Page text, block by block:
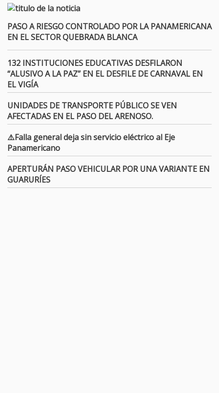
PASO A RIESGO CONTROLADO POR LA PANAMERICANA
EN EL SECTOR QUEBRADA BLANCA
132 INSTITUCIONES EDUCATIVAS DESFILARON
“ALUSIVO A LA PAZ” EN EL DESFILE DE CARNAVAL EN
EL VIGÍA
UNIDADES DE TRANSPORTE PÚBLICO SE VEN
AFECTADAS EN EL PASO DEL ARENOSO.
⚠️Falla general deja sin servicio eléctrico al Eje
Panamericano
APERTURÁN PASO VEHICULAR POR UNA VARIANTE EN
GUARURÍES